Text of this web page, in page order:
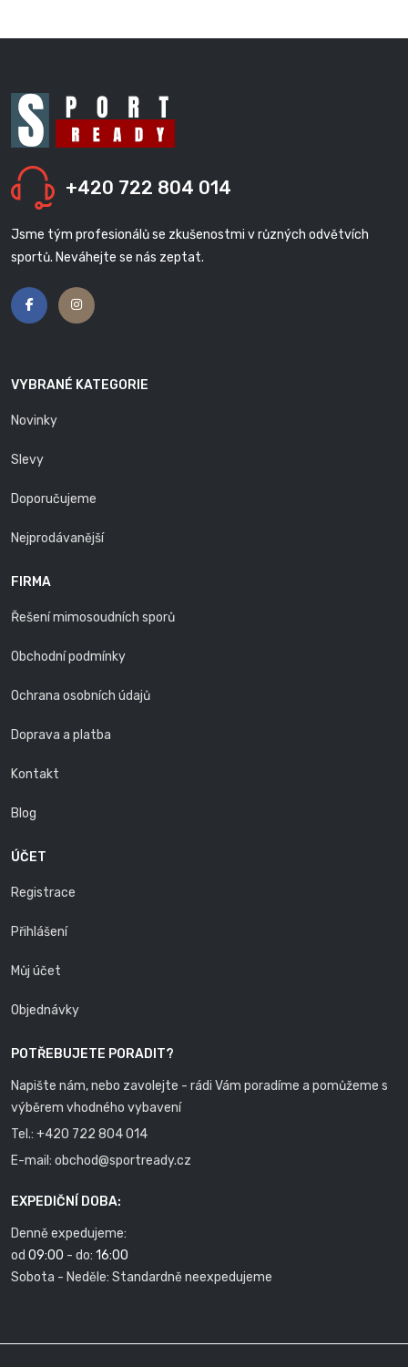
+420 722 804 014
Jsme tým profesionálů se zkušenostmi v různých odvětvích
sportů. Neváhejte se nás zeptat.
VYBRANÉ KATEGORIE
Novinky
Slevy
Doporučujeme
Nejprodávanější
FIRMA
Řešení mimosoudních sporů
Obchodní podmínky
Ochrana osobních údajů
Doprava a platba
Kontakt
Blog
ÚČET
Registrace
Přihlášení
Můj účet
Objednávky
POTŘEBUJETE PORADIT?
Napište nám, nebo zavolejte - rádi Vám poradíme a pomůžeme s
výběrem vhodného vybavení
Tel.: +420 722 804 014
E-mail: obchod@sportready.cz
EXPEDIČNÍ DOBA:
Denně expedujeme:
od 09:00 - do: 16:00
Sobota - Neděle: Standardně neexpedujeme